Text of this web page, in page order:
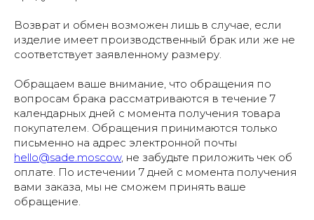
Возврат и обмен возможен лишь в случае, если
изделие имеет производственный брак или же не
соответствует заявленному размеру.
Обращаем ваше внимание, что обращения по
вопросам брака рассматриваются в течение 7
календарных дней с момента получения товара
покупателем. Обращения принимаются только
письменно на адрес электронной почты
hello@sade.moscow, не забудьте приложить чек об
оплате. По истечении 7 дней с момента получения
вами заказа, мы не сможем принять ваше
обращение.